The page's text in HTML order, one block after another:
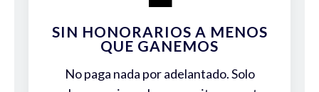
SIN HONORARIOS A MENOS
QUE GANEMOS
No paga nada por adelantado. Solo